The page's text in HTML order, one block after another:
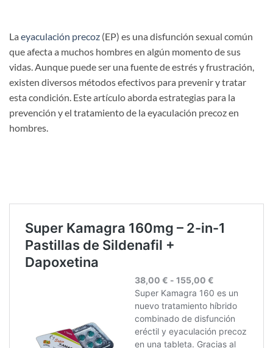
La eyaculación precoz (EP) es una disfunción sexual común
que afecta a muchos hombres en algún momento de sus
vidas. Aunque puede ser una fuente de estrés y frustración,
existen diversos métodos efectivos para prevenir y tratar
esta condición. Este artículo aborda estrategias para la
prevención y el tratamiento de la eyaculación precoz en
hombres.